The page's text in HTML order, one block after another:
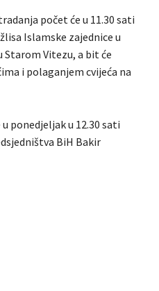
počet će u 11.30 sati
Islamske zajednice u
Vitezu, a bit će
i polaganjem cvijeća na
ponedjeljak u 12.30 sati
BiH Bakir